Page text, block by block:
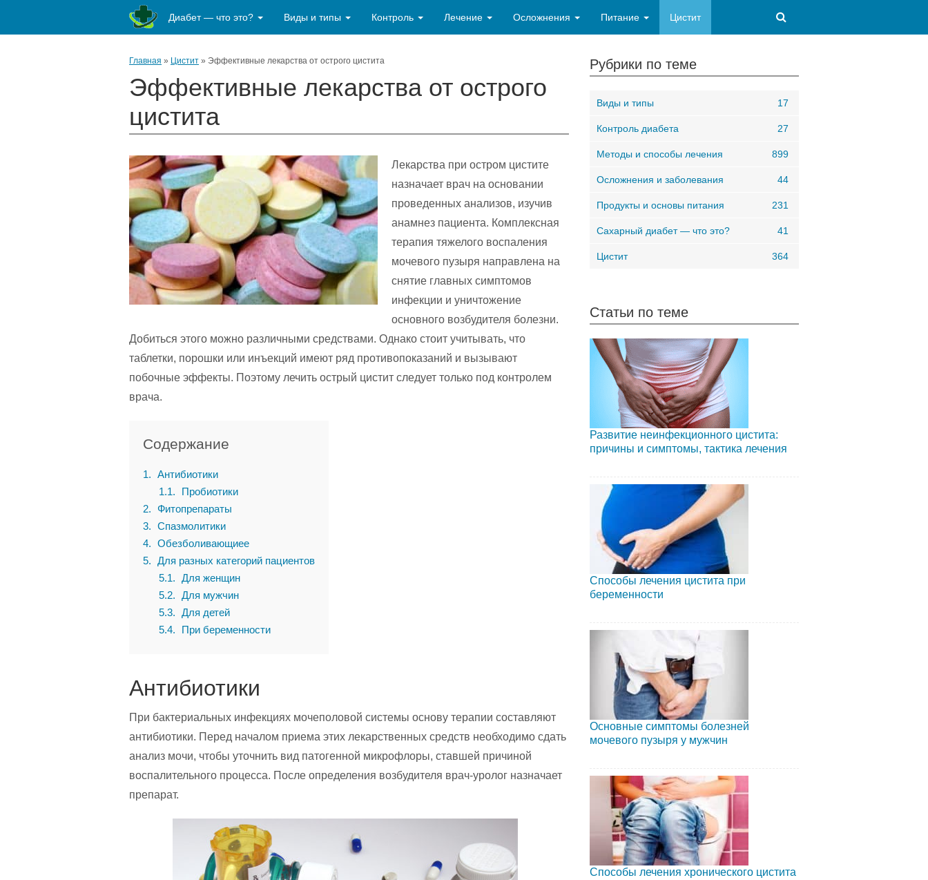
Диабет — что это? Виды и типы Контроль Лечение Осложнения Питание Цистит
Главная » Цистит » Эффективные лекарства от острого цистита
Эффективные лекарства от острого
цистита
Лекарства при остром цистите
назначает врач на основании
проведенных анализов, изучив
анамнез пациента. Комплексная
терапия тяжелого воспаления
мочевого пузыря направлена на
снятие главных симптомов
инфекции и уничтожение
основного возбудителя болезни.
Добиться этого можно различными средствами. Однако стоит учитывать, что
таблетки, порошки или инъекций имеют ряд противопоказаний и вызывают
побочные эффекты. Поэтому лечить острый цистит следует только под контролем
врача.
Содержание
1
Антибиотики
1.1
Пробиотики
2
Фитопрепараты
3
Спазмолитики
4
Обезболивающиее
5
Для разных категорий пациентов
5.1
Для женщин
5.2
Для мужчин
5.3
Для детей
5.4
При беременности
Антибиотики
При бактериальных инфекциях мочеполовой системы основу терапии составляют
антибиотики. Перед началом приема этих лекарственных средств необходимо сдать
анализ мочи, чтобы уточнить вид патогенной микрофлоры, ставшей причиной
воспалительного процесса. После определения возбудителя врач-уролог назначает
препарат.
Рубрики по теме
Виды и типы 17
Контроль диабета 27
Методы и способы лечения 899
Осложнения и заболевания 44
Продукты и основы питания 231
Сахарный диабет — что это? 41
Цистит 364
Статьи по теме
Развитие неинфекционного цистита:
причины и симптомы, тактика лечения
Способы лечения цистита при
беременности
Основные симптомы болезней
мочевого пузыря у мужчин
Способы лечения хронического цистита